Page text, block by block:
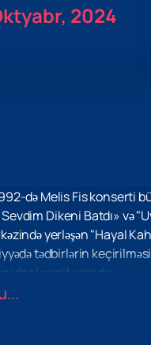
2024
də Melis Fis konserti
Sevdim Dikeni Batdı» və
yerləşən "Hayal
tədbirlərin
ideal şərait yaradır.
hitlərini, həm də yeni